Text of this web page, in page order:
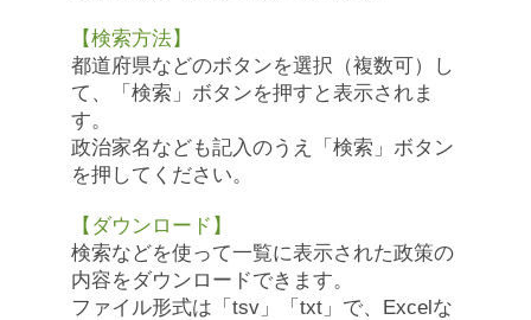
【検索方法】
都道府県などのボタンを選択（複数可）し
て、「検索」ボタンを押すと表示されま
す。
政治家名なども記入のうえ「検索」ボタン
を押してください。
【ダウンロード】
検索などを使って一覧に表示された政策の
内容をダウンロードできます。
ファイル形式は「tsv」「txt」で、Excelな